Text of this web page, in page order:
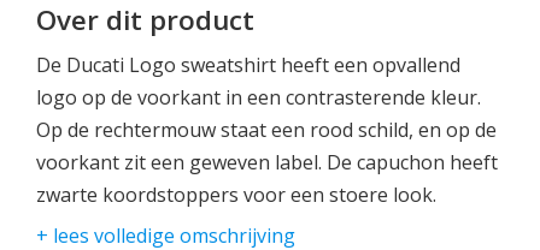
Over dit product
De Ducati Logo sweatshirt heeft een opvallend
logo op de voorkant in een contrasterende kleur.
Op de rechtermouw staat een rood schild, en op de
voorkant zit een geweven label. De capuchon heeft
zwarte koordstoppers voor een stoere look.
Dankzij de uniseks pasvorm is deze trui geschikt
+ lees volledige omschrijving